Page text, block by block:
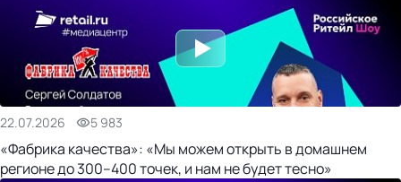
22.07.2026 5 983
«Фабрика качества»: «Мы можем открыть в домашнем
регионе до 300–400 точек, и нам не будет тесно»